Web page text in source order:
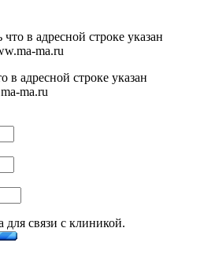
в адресной строке указан
ma.ru
в адресной строке указан
ma.ru
связи с клиникой.